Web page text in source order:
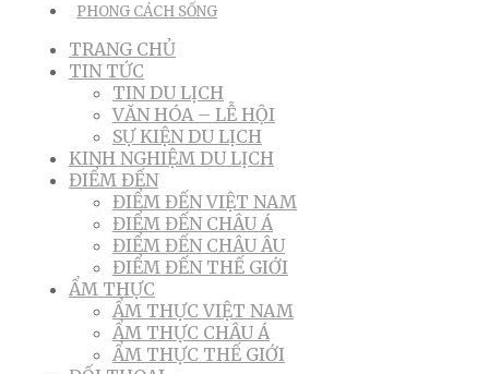
PHONG CÁCH SỐNG
TRANG CHỦ
TIN TỨC
TIN DU LỊCH
VĂN HÓA – LỄ HỘI
SỰ KIỆN DU LỊCH
KINH NGHIỆM DU LỊCH
ĐIỂM ĐẾN
ĐIỂM ĐẾN VIỆT NAM
ĐIỂM ĐẾN CHÂU Á
ĐIỂM ĐẾN CHÂU ÂU
ĐIỂM ĐẾN THẾ GIỚI
ẨM THỰC
ẨM THỰC VIỆT NAM
ẨM THỰC CHÂU Á
ẨM THỰC THẾ GIỚI